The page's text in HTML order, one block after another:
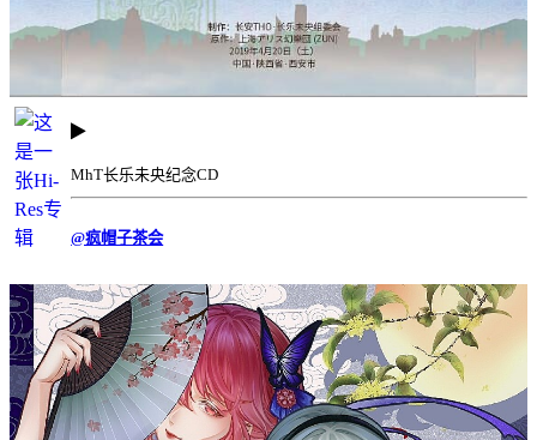
MhT长乐未央纪念CD
@疯帽子茶会